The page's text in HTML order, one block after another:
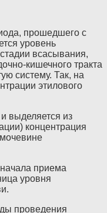
прошедшего с
уровень
всасывания,
кишечного тракта
систему. Так, на
этилового
выделяется из
концентрация
приема
уровня